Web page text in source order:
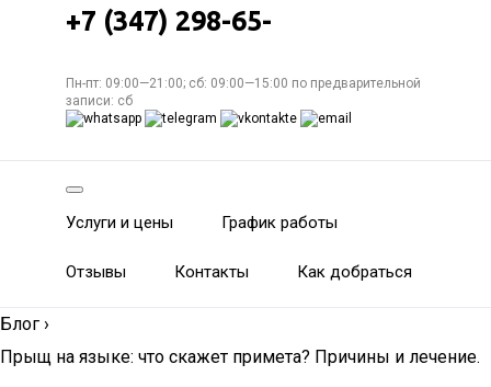
+7 (347) 298-65-
Пн-пт: 09:00—21:00; сб: 09:00—15:00 по предварительной
записи: сб
Услуги и цены График работы
Отзывы Контакты Как добраться
Блог ›
Прыщ на языке: что скажет примета? Причины и лечение.